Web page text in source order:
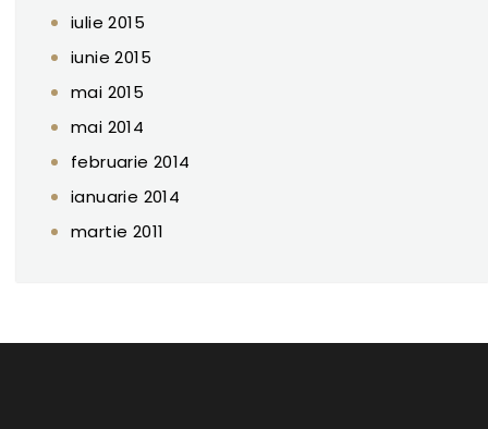
iulie 2015
iunie 2015
mai 2015
mai 2014
februarie 2014
ianuarie 2014
martie 2011